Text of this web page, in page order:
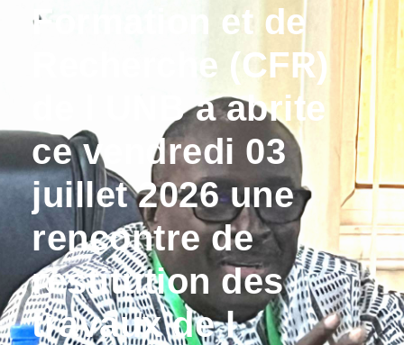
Formation et de
Recherche (CFR)
de l UNB a abrite
ce vendredi 03
juillet 2026 une
rencontre de
restitution des
travaux de l